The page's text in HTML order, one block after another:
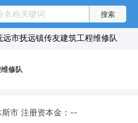
远市抚远镇传友建筑工程维修队
修队
斯市 注册资本金：--